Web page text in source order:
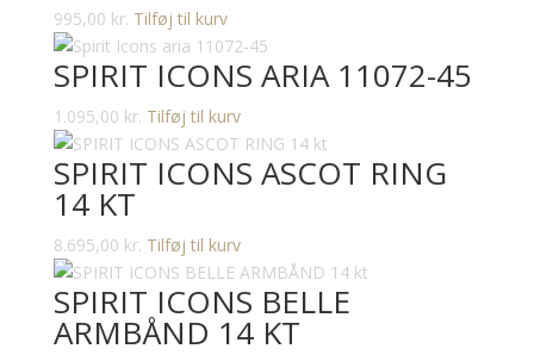
995,00 kr. Tilføj til kurv
SPIRIT ICONS ARIA 11072-45
1.095,00 kr. Tilføj til kurv
SPIRIT ICONS ASCOT RING
14 KT
8.695,00 kr. Tilføj til kurv
SPIRIT ICONS BELLE
ARMBÅND 14 KT